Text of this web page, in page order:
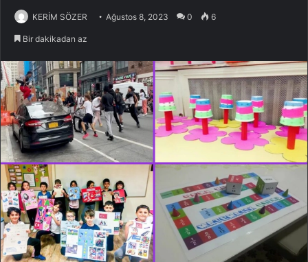
KERİM SÖZER Ağustos 8, 2023 0 6
Bir dakikadan az